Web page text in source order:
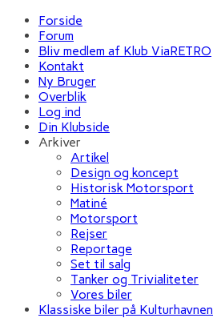
Forside
Forum
Bliv medlem af Klub ViaRETRO
Kontakt
Ny Bruger
Overblik
Log ind
Din Klubside
Arkiver
Artikel
Design og koncept
Historisk Motorsport
Matiné
Motorsport
Rejser
Reportage
Set til salg
Tanker og Trivialiteter
Vores biler
Klassiske biler på Kulturhavnen